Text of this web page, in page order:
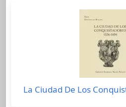
La Ciudad De Los